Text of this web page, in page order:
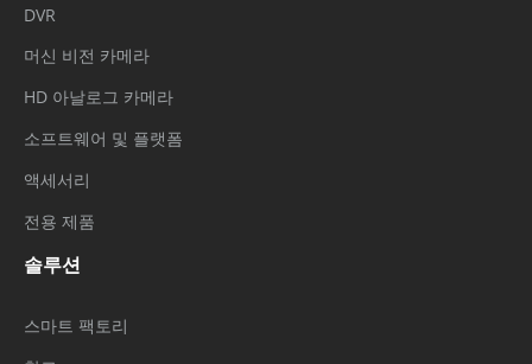
DVR
머신 비전 카메라
HD 아날로그 카메라
소프트웨어 및 플랫폼
액세서리
전용 제품
솔루션
스마트 팩토리